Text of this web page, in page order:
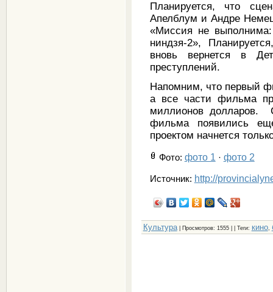
Планируется, что
Апелблум и Андре
«Миссия не
ниндзя-2»,
вновь вернется в
преступлений.
Напомним, что первый
а все части фильма
миллионов долларов.
фильма появились
проектом начнется
Фото: фото 1 · фото 2
Источник: http://
Культура| Просмотров: 1555 | | Теги: кино,